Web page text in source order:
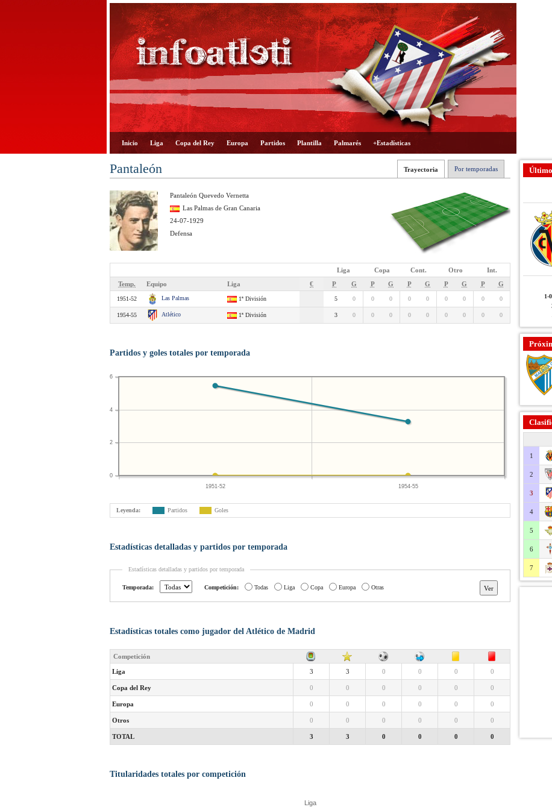
Inicio Liga Copa del Rey Europa Partidos Plantilla Palmarés +Estadísticas
Por temporadas
Trayectoria
Pantaleón
Pantaleón Quevedo Vernetta
Las Palmas de Gran Canaria
24-07-1929
Defensa
Liga Copa Cont. Otro
Int.
Temp.
Equipo Liga € P G P G P G P G P G
1951-52 Las Palmas 1ª División 5 0 0 0 0 0 0 0 0 0
1954-55 Atlético 1ª División 3 0 0 0 0 0 0 0 0 0
Partidos y goles totales por temporada
1951-52 1954-55
0
2
4
6
Leyenda: Partidos Goles
Estadísticas detalladas y partidos por temporada
Estadísticas detalladas y partidos por temporada
Temporada: Competición: Todas Liga Copa Europa Otras
Estadísticas totales como jugador del Atlético de Madrid
Competición
Liga 3 3 0 0 0 0
Copa del Rey 0 0 0 0 0 0
Europa 0 0 0 0 0 0
Otros 0 0 0 0 0 0
TOTAL 3 3 0 0 0 0
Titularidades totales por competición
Liga
1-0
1
2
3
4
5
6
7